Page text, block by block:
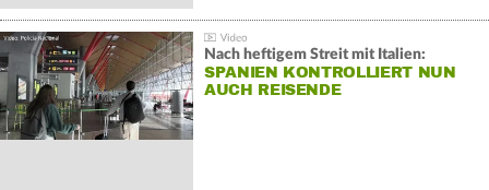
Nach heftigem Streit mit Italien:
SPANIEN KONTROLLIERT NUN
AUCH REISENDE